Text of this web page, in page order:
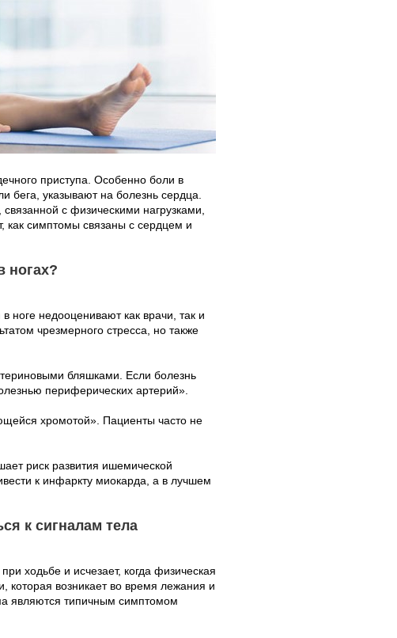
приступа. Особенно боли в
указывают на болезнь сердца.
с физическими нагрузками,
как симптомы связаны с сердцем и
ногах?
недооценивают как врачи, так и
чрезмерного стресса, но также
бляшками. Если болезнь
периферических артерий».
хромотой». Пациенты часто не
риск развития ишемической
к инфаркту миокарда, а в лучшем
к сигналам тела
ходьбе и исчезает, когда физическая
которая возникает во время лежания и
являются типичным симптомом